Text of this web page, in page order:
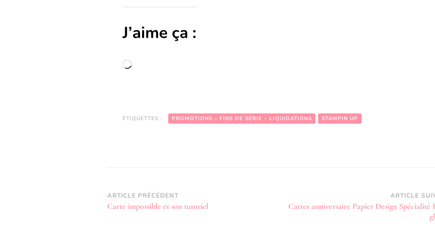
J’aime ça :
Chargement…
ÉTIQUETTES : PROMOTIONS – FINS DE SÉRIE – LIQUIDATIONS STAMPIN UP
Navigation
d’article
ARTICLE PRÉCÉDENT
Carte impossible et son tutoriel
ARTICLE
Cartes anniversaire Papier Design Spécialité